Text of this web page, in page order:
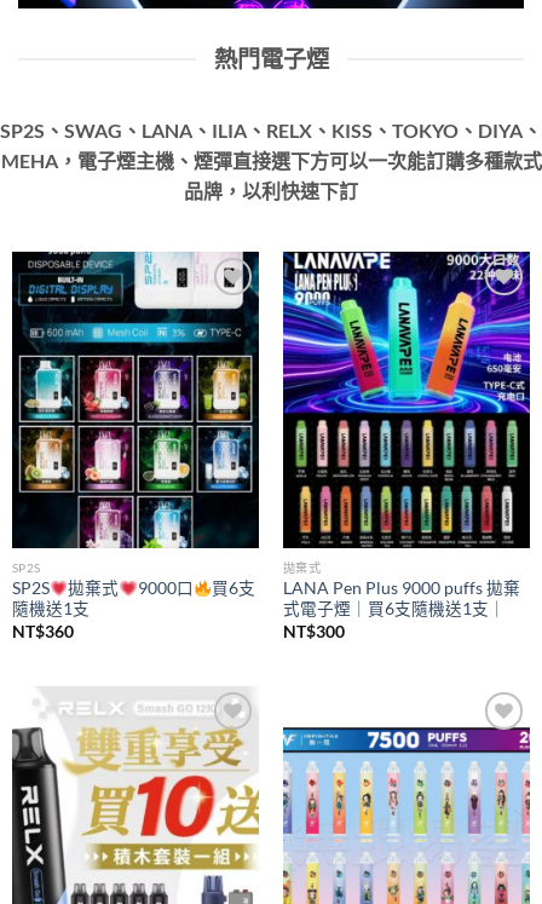
熱門電子煙
SP2S、SWAG、LANA、ILIA、RELX、KISS、TOKYO、DIYA、
MEHA，電子煙主機、煙彈直接選下方可以一次能訂購多種款式
品牌，以利快速下訂
Add to
wishlist
SP2S
SP2S 拋棄式 9000口
買6支
隨機送1支
NT$360
Add to
wishlist
拋棄式
LANA Pen Plus 9000 puffs 拋棄
式電子煙｜買6支隨機送1支｜
NT$300
Add to
wishlist
Add to
wishlist